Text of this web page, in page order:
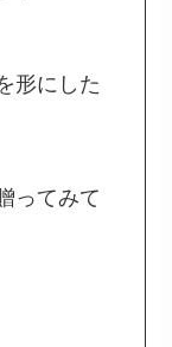
形にした
ってみて